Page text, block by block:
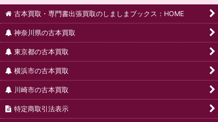
古本買取・専門書出張買取のしましまブックス：HOME
神奈川県の古本買取
東京都の古本買取
横浜市の古本買取
川崎市の古本買取
特定商取引法表示